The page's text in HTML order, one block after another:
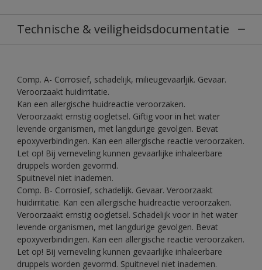
Technische & veiligheidsdocumentatie
Comp. A- Corrosief, schadelijk, milieugevaarljik. Gevaar.
Veroorzaakt huidirritatie.
Kan een allergische huidreactie veroorzaken.
Veroorzaakt ernstig oogletsel. Giftig voor in het water
levende organismen, met langdurige gevolgen. Bevat
epoxyverbindingen. Kan een allergische reactie veroorzaken.
Let op! Bij verneveling kunnen gevaarlijke inhaleerbare
druppels worden gevormd.
Spuitnevel niet inademen.
Comp. B- Corrosief, schadelijk. Gevaar. Veroorzaakt
huidirritatie. Kan een allergische huidreactie veroorzaken.
Veroorzaakt ernstig oogletsel. Schadelijk voor in het water
levende organismen, met langdurige gevolgen. Bevat
epoxyverbindingen. Kan een allergische reactie veroorzaken.
Let op! Bij verneveling kunnen gevaarlijke inhaleerbare
druppels worden gevormd. Spuitnevel niet inademen.